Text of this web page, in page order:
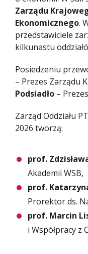
Zarządu
Ekonomicznego.
przedstawiciele
kilkunastu
Posiedzeniu
– Prezes Zarządu
Podsiadło –
Zarząd Oddziału
2026 tworzą:
prof.
Akademii WSB,
prof.
Prorektor ds.
prof. Marcin
i Współpracy z